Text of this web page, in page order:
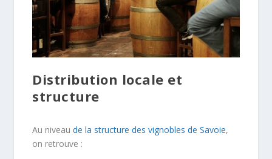
Distribution locale et
structure
Au niveaude la structure des vignobles de Savoie,
on retrouve :